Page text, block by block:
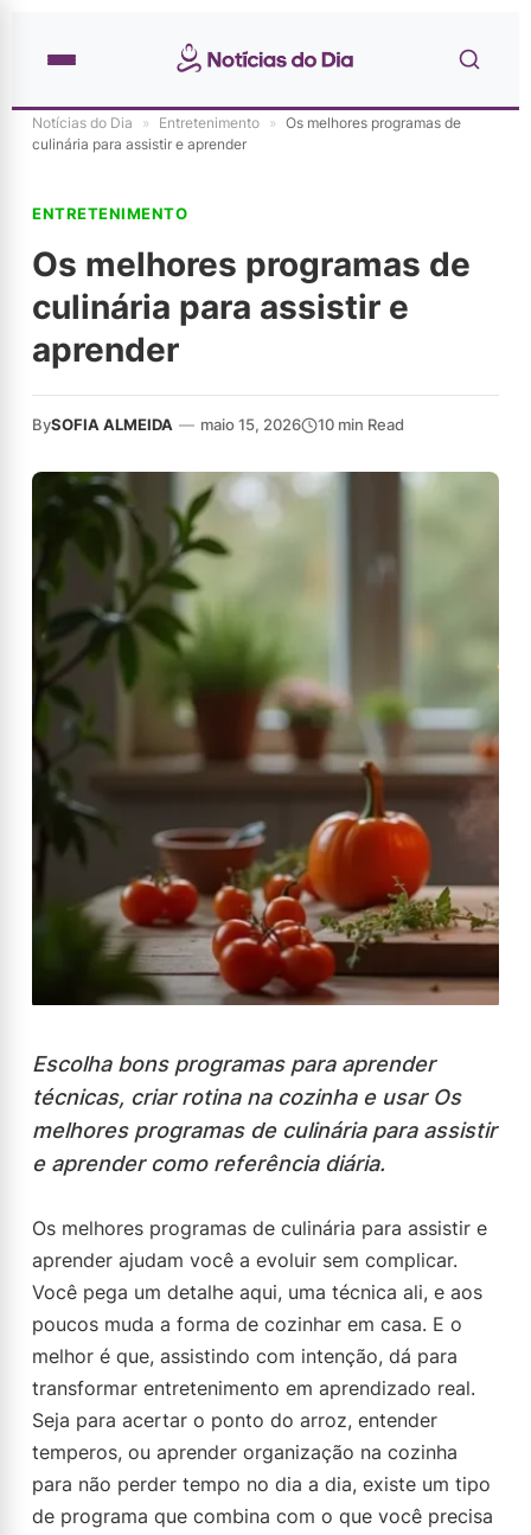
Notícias do Dia » Entretenimento » Os melhores programas de
culinária para assistir e aprender
ENTRETENIMENTO
Os melhores programas de
culinária para assistir e
aprender
BySOFIA ALMEIDA — maio 15, 2026 10 min Read
Escolha bons programas para aprender
técnicas, criar rotina na cozinha e usar Os
melhores programas de culinária para assistir
e aprender como referência diária.
Os melhores programas de culinária para assistir e
aprender ajudam você a evoluir sem complicar.
Você pega um detalhe aqui, uma técnica ali, e aos
poucos muda a forma de cozinhar em casa. E o
melhor é que, assistindo com intenção, dá para
transformar entretenimento em aprendizado real.
Seja para acertar o ponto do arroz, entender
temperos, ou aprender organização na cozinha
para não perder tempo no dia a dia, existe um tipo
de programa que combina com o que você precisa